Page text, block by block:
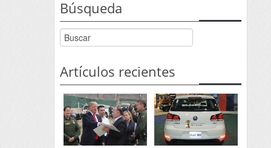
Búsqueda
Artículos recientes